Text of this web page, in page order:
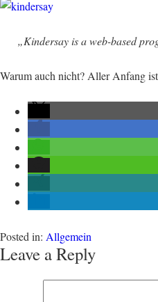
„Kindersay is a web-based
Warum auch nicht? Aller Anfang
Posted in: Allgemein
Leave a Reply